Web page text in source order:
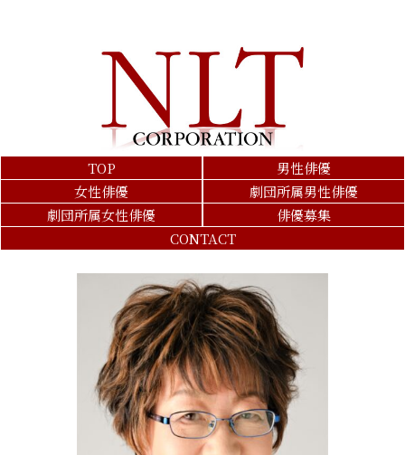
TOP
男性俳優
女性俳優
劇団所属男性俳優
劇団所属女性俳優
俳優募集
CONTACT